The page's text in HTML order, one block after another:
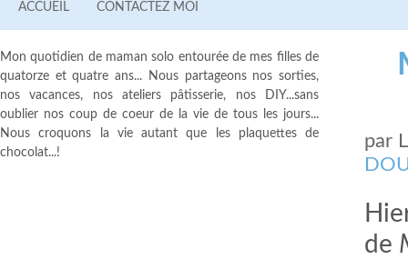
ACCUEIL CONTACTEZ MOI
par
de
Mon quotidien de maman solo entourée de mes filles de
quatorze et quatre ans... Nous partageons nos sorties,
nos vacances, nos ateliers pâtisserie, nos DIY...sans
oublier nos coup de coeur de la vie de tous les jours...
Nous croquons la vie autant que les plaquettes de
chocolat...!